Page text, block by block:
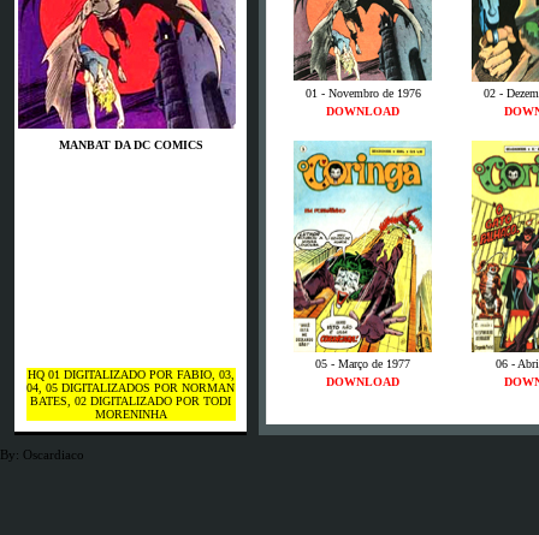
MANBAT DA DC COMICS
HQ 01 DIGITALIZADO POR FABIO, 03,
04, 05 DIGITALIZADOS POR NORMAN
BATES, 02 DIGITALIZADO POR TODI
MORENINHA
01 - Novembro de 1976
02 -
DOWNLOAD
05 - Março de 1977
06 -
DOWNLOAD
By: Oscardiaco